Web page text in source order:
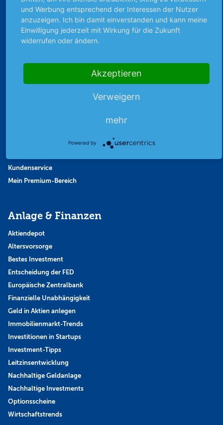
Finanzpodcast
Strategie
Thema der Woche
Abo & Shop
Kundenservice
Mein Premium-Bereich
Anlage & Finanzen
Aktiendepot
Altersvorsorge
Bestes Investment
Entscheidung der FED
Europäische Zentralbank
Finanzielle Unabhängigkeit
Geld in Aktien anlegen
Immobilienmarkt-Trends
Investitionen in Startups
Investment-Tipps
Leitzinsentwicklung
Nachhaltige Geldanlage
Nachhaltige Investments
Optionsscheine
Wirtschaftstrends
und Werbung entsprechend der Interessen der Nutzer
anzuzeigen. Ich bin damit einverstanden und kann meine
Einwilligung jederzeit mit Wirkung für die Zukunft
widerrufen oder ändern.
Akzeptieren
Verweigern
mehr
Powered by